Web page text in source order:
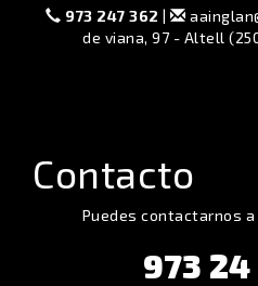
973 247 362 |
de viana, 97 - Altell
Contacto
Puedes contactarnos
973 24